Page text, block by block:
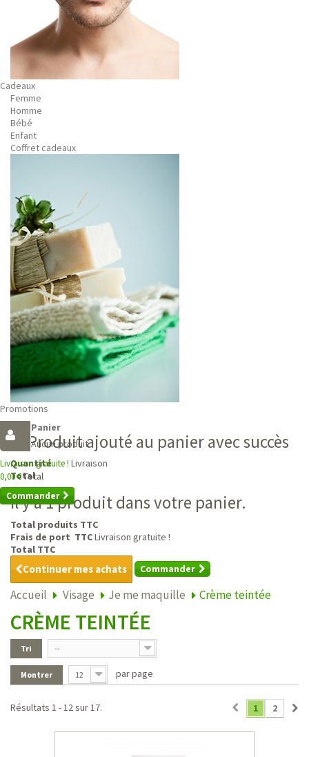
Cadeaux
Femme
Homme
Bébé
Enfant
Coffret cadeaux
Promotions
Panier
Aucun produit
Livraison gratuite ! Livraison
0,00 €Total
Commander
Produit ajouté au panier avec succès
Quantité
Total
Il y a 1 produit dans votre panier.
Total produits TTC
Frais de port TTCLivraison gratuite !
Total TTC
Continuer mes achats Commander
Accueil Visage Je me maquille Crème teintée
CRÈME TEINTÉE
Tri --
Montrer 12 par page
1 2
Résultats 1 - 12 sur 17.